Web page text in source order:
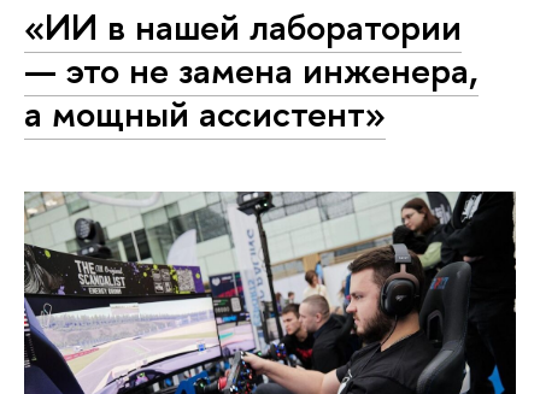
«ИИ в нашей лаборатории
— это не замена инженера,
а мощный ассистент»